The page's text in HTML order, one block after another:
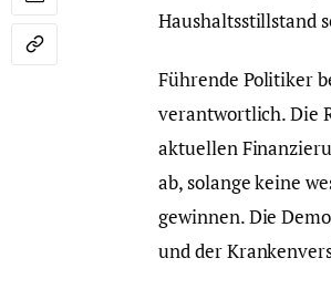
Haushaltsstillstand
Führende Politiker
verantwortlich. Die
aktuellen
ab, solange keine
gewinnen. Die
und der